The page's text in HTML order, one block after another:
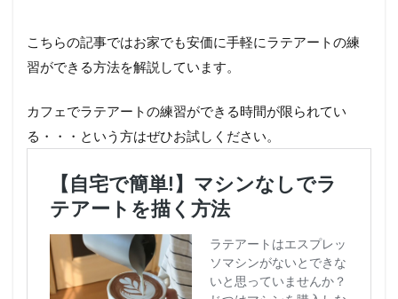
こちらの記事ではお家でも安価に手軽にラテアートの練
習ができる方法を解説しています。
カフェでラテアートの練習ができる時間が限られてい
る・・・という方はぜひお試しください。